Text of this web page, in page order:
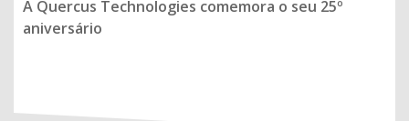
A Quercus Technologies comemora o seu 25º
aniversário